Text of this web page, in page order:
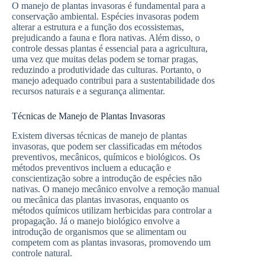
O manejo de plantas invasoras é fundamental para a
conservação ambiental. Espécies invasoras podem
alterar a estrutura e a função dos ecossistemas,
prejudicando a fauna e flora nativas. Além disso, o
controle dessas plantas é essencial para a agricultura,
uma vez que muitas delas podem se tornar pragas,
reduzindo a produtividade das culturas. Portanto, o
manejo adequado contribui para a sustentabilidade dos
recursos naturais e a segurança alimentar.
Técnicas de Manejo de Plantas Invasoras
Existem diversas técnicas de manejo de plantas
invasoras, que podem ser classificadas em métodos
preventivos, mecânicos, químicos e biológicos. Os
métodos preventivos incluem a educação e
conscientização sobre a introdução de espécies não
nativas. O manejo mecânico envolve a remoção manual
ou mecânica das plantas invasoras, enquanto os
métodos químicos utilizam herbicidas para controlar a
propagação. Já o manejo biológico envolve a
introdução de organismos que se alimentam ou
competem com as plantas invasoras, promovendo um
controle natural.